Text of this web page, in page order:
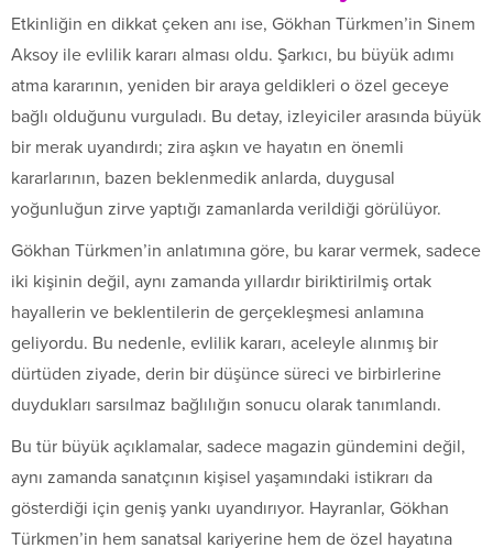
Etkinliğin en dikkat çeken anı ise, Gökhan Türkmen’in Sinem
Aksoy ile evlilik kararı alması oldu. Şarkıcı, bu büyük adımı
atma kararının, yeniden bir araya geldikleri o özel geceye
bağlı olduğunu vurguladı. Bu detay, izleyiciler arasında büyük
bir merak uyandırdı; zira aşkın ve hayatın en önemli
kararlarının, bazen beklenmedik anlarda, duygusal
yoğunluğun zirve yaptığı zamanlarda verildiği görülüyor.
Gökhan Türkmen’in anlatımına göre, bu karar vermek, sadece
iki kişinin değil, aynı zamanda yıllardır biriktirilmiş ortak
hayallerin ve beklentilerin de gerçekleşmesi anlamına
geliyordu. Bu nedenle, evlilik kararı, aceleyle alınmış bir
dürtüden ziyade, derin bir düşünce süreci ve birbirlerine
duydukları sarsılmaz bağlılığın sonucu olarak tanımlandı.
Bu tür büyük açıklamalar, sadece magazin gündemini değil,
aynı zamanda sanatçının kişisel yaşamındaki istikrarı da
gösterdiği için geniş yankı uyandırıyor. Hayranlar, Gökhan
Türkmen’in hem sanatsal kariyerine hem de özel hayatına